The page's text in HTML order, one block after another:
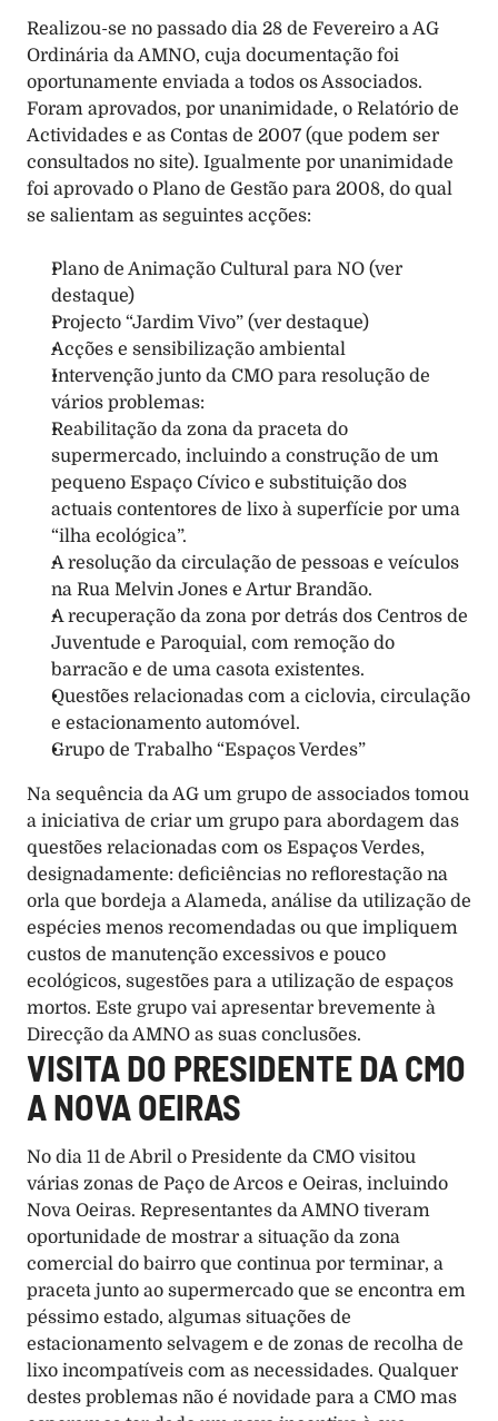
Realizou-se no passado dia 28 de Fevereiro a AG
Ordinária da AMNO, cuja documentação foi
oportunamente enviada a todos os Associados.
Foram aprovados, por unanimidade, o Relatório de
Actividades e as Contas de 2007 (que podem ser
consultados no site). Igualmente por unanimidade
foi aprovado o Plano de Gestão para 2008, do qual
se salientam as seguintes acções:
Plano de Animação Cultural para NO (ver
destaque)
Projecto “Jardim Vivo” (ver destaque)
Acções e sensibilização ambiental
Intervenção junto da CMO para resolução de
vários problemas:
Reabilitação da zona da praceta do
supermercado, incluindo a construção de um
pequeno Espaço Cívico e substituição dos
actuais contentores de lixo à superfície por uma
“ilha ecológica”.
A resolução da circulação de pessoas e veículos
na Rua Melvin Jones e Artur Brandão.
A recuperação da zona por detrás dos Centros de
Juventude e Paroquial, com remoção do
barracão e de uma casota existentes.
Questões relacionadas com a ciclovia, circulação
e estacionamento automóvel.
Grupo de Trabalho “Espaços Verdes”
Na sequência da AG um grupo de associados tomou
a iniciativa de criar um grupo para abordagem das
questões relacionadas com os Espaços Verdes,
designadamente: deficiências no reflorestação na
orla que bordeja a Alameda, análise da utilização de
espécies menos recomendadas ou que impliquem
custos de manutenção excessivos e pouco
ecológicos, sugestões para a utilização de espaços
mortos. Este grupo vai apresentar brevemente à
Direcção da AMNO as suas conclusões.
VISITA DO PRESIDENTE DA CMO
A NOVA OEIRAS
No dia 11 de Abril o Presidente da CMO visitou
várias zonas de Paço de Arcos e Oeiras, incluindo
Nova Oeiras. Representantes da AMNO tiveram
oportunidade de mostrar a situação da zona
comercial do bairro que continua por terminar, a
praceta junto ao supermercado que se encontra em
péssimo estado, algumas situações de
estacionamento selvagem e de zonas de recolha de
lixo incompatíveis com as necessidades. Qualquer
destes problemas não é novidade para a CMO mas